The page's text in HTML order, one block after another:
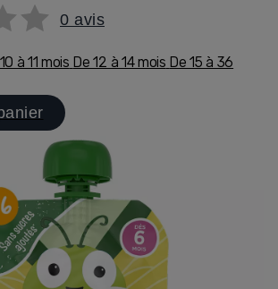
0 avis
à 11 mois De 12 à 14 mois De 15 à 36